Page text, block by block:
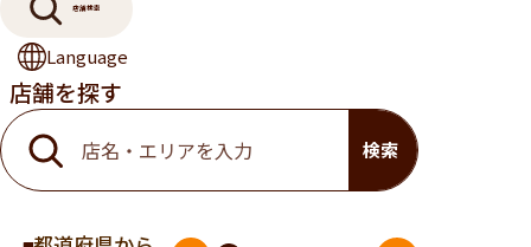
店舗検索
Language
店舗を探す
検索